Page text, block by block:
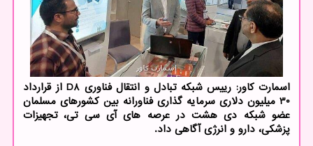
اسمارت کاور: رییس شبکه تبادل و انتقال فناوری D8 از قرارداد
30 میلیون دلاری سرمایه گذاری فناورانه بین کشورهای مسلمان
عضو شبکه دی هشت در عرصه های آی سی تی، تجهیزات
پزشکی، دارو و انرژی آگاهی داد.